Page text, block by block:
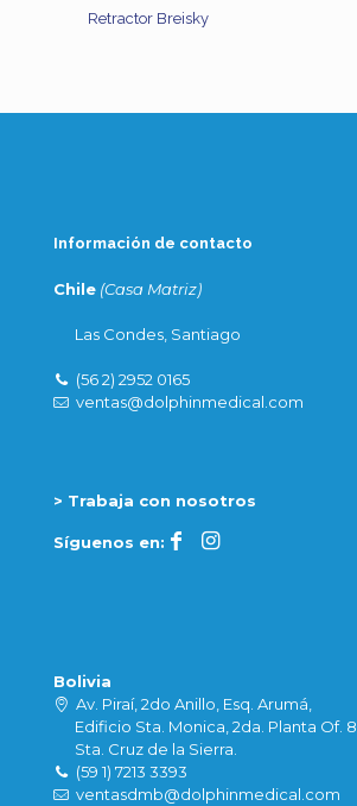
Retractor Breisky
Información de contacto
Chile (Casa Matriz)
Las Condes, Santiago
(56 2) 2952 0165
ventas@dolphinmedical.com
> Trabaja con nosotros
Síguenos en:
Bolivia
Av. Piraí, 2do Anillo, Esq. Arumá,
Edificio Sta. Monica, 2da. Planta Of. 8
Sta. Cruz de la Sierra.
(59 1) 7213 3393
ventasdmb@dolphinmedical.com